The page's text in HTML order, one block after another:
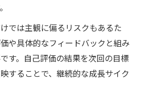
では主観に偏るリスクもあるた
や具体的なフィードバックと組み
す。自己評価の結果を次回の目標
することで、継続的な成長サイク